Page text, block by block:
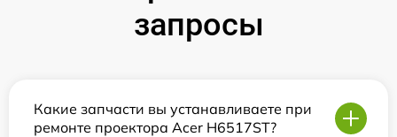
запросы
Какие запчасти вы устанавливаете при
ремонте проектора Acer H6517ST?